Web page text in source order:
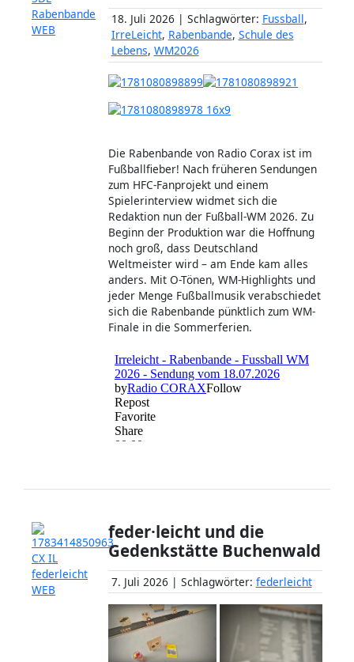
18. Juli 2026 | Schlagwörter: Fussball,
IrreLeicht, Rabenbande, Schule des
Lebens, WM2026
Die Rabenbande von Radio Corax ist im
Fußballfieber! Nach früheren Sendungen
zum HFC-Fanprojekt und einem
Spielerinterview widmet sich die
Redaktion nun der Fußball-WM 2026. Zu
Beginn der Produktion war die Hoffnung
noch groß, dass Deutschland
Weltmeister wird – am Ende kam alles
anders. Mit O-Tönen, WM-Highlights und
jeder Menge Fußballmusik verabschiedet
sich die Rabenbande pünktlich zum WM-
Finale in die Sommerferien.
feder·leicht und die
Gedenkstätte Buchenwald
7. Juli 2026 | Schlagwörter: federleicht